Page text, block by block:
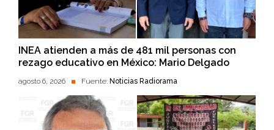
INEA atienden a más de 481 mil personas con
rezago educativo en México: Mario Delgado
agosto 6, 2026 Fuente: Noticias Radiorama